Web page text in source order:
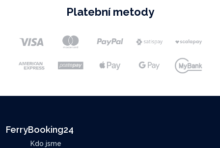
Platební metody
FerryBooking24
Kdo jsme